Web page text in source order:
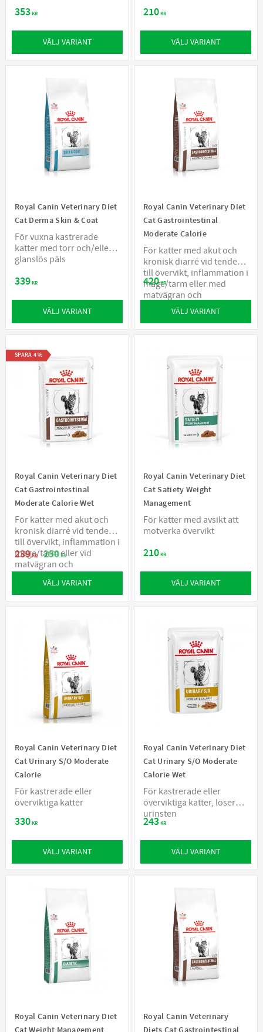
353KR
VÄLJ VARIANT
210KR
VÄLJ VARIANT
Royal Canin Veterinary Diet
Cat Derma Skin & Coat
För vuxna kastrerade
katter med torr och/eller
glanslös päls
339KR
VÄLJ VARIANT
Royal Canin Veterinary Diet
Cat Gastrointestinal
Moderate Calorie
För katter med akut och
kronisk diarré vid tendens
till övervikt, inflammation i
mage/tarm eller med
matvägran och
återhämtning
420KR
VÄLJ VARIANT
Royal Canin Veterinary Diet
Cat Gastrointestinal
Moderate Calorie Wet
För katter med akut och
kronisk diarré vid tendens
till övervikt, inflammation i
mage/tarm eller vid
matvägran och
återhämtning
239KR 250KR
SPARA 4%
VÄLJ VARIANT
Royal Canin Veterinary Diet
Cat Satiety Weight
Management
För katter med avsikt att
motverka övervikt
210KR
VÄLJ VARIANT
Royal Canin Veterinary Diet
Cat Urinary S/O Moderate
Calorie
För kastrerade eller
överviktiga katter
330KR
VÄLJ VARIANT
Royal Canin Veterinary Diet
Cat Urinary S/O Moderate
Calorie Wet
För kastrerade eller
överviktiga katter, löser
urinsten
243KR
VÄLJ VARIANT
Royal Canin Veterinary Diet
Royal Canin Veterinary